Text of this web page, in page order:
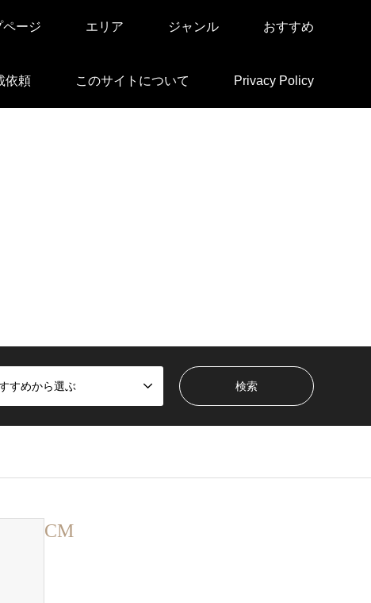
ページ エリア ジャンル おすすめ
依頼 このサイトについて Privacy Policy
すめから選ぶ
CM